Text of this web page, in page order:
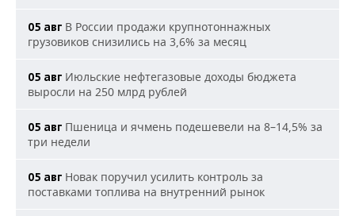
05 авг В России продажи крупнотоннажных
грузовиков снизились на 3,6% за месяц
05 авг Июльские нефтегазовые доходы бюджета
выросли на 250 млрд рублей
05 авг Пшеница и ячмень подешевели на 8–14,5% за
три недели
05 авг Новак поручил усилить контроль за
поставками топлива на внутренний рынок